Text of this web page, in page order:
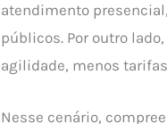
atendimento
públicos. Por outro
agilidade, menos
Nesse cenário,